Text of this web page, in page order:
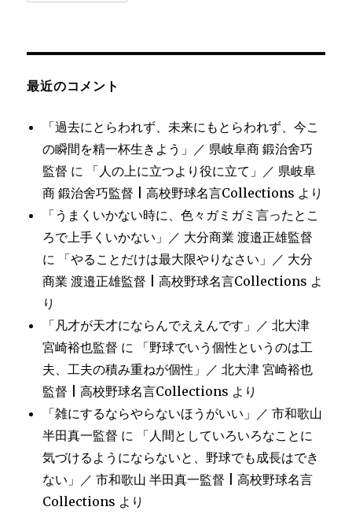
最近のコメント
「過去にとらわれず、未来にもとらわれず、今こ
の瞬間を精一杯生きよう」／ 県岐阜商 鍛治舍巧
監督 に
「人の上に立つより役に立て」／ 県岐阜
商 鍛治舍巧監督 | 高校野球名言Collections より
「うまくいかない時に、色々ガミガミ言ったとこ
ろで上手くいかない」／ 大分商業 渡邉正雄監督
に
「やることだけは最大限やりなさい」／ 大分
商業 渡邉正雄監督 | 高校野球名言Collections よ
り
「凡才が天才にならんでええんです」／ 北大津
宮崎裕也監督 に
「野球でいう個性というのは工
夫、工夫の積み重ねが個性」／ 北大津 宮崎裕也
監督 | 高校野球名言Collections より
「雑にするならやらないほうがいい」／ 市和歌山
半田真一監督 に
「人間としていろいろなことに
気づけるようにならないと、野球でも成長はでき
ない」／ 市和歌山 半田真一監督 | 高校野球名言
Collections より